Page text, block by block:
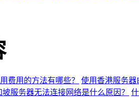
费用的方法有哪些？
使用香港服务器
坡服务器无法连接网络是什么原因？